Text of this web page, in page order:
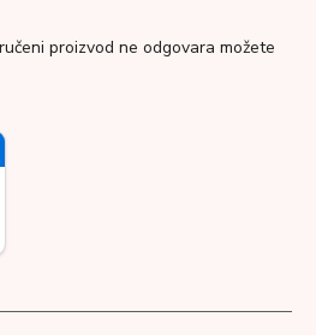
proizvod ne odgovara možete